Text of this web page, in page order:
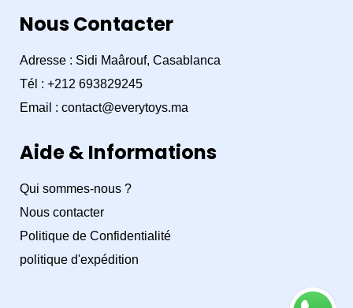
e
o
o
k
t
g
r
a
m
t
a
p
p
Nous Contacter
Adresse : Sidi Maârouf, Casablanca
Tél : +212 693829245
Email : contact@everytoys.ma
Aide & Informations
Qui sommes-nous ?
Nous contacter
Politique de Confidentialité
politique d'expédition